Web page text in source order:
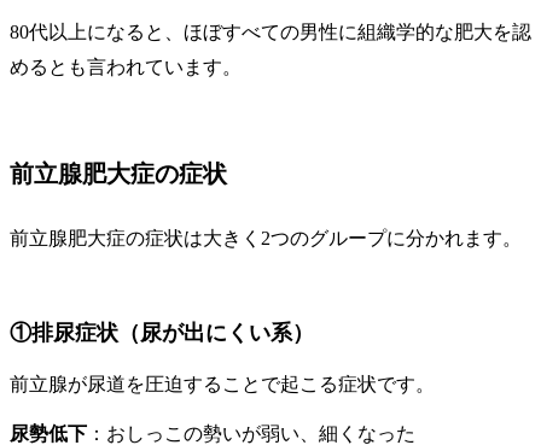
80代以上になると、ほぼすべての男性に組織学的な肥大を認
めるとも言われています。
前立腺肥大症の症状
前立腺肥大症の症状は大きく2つのグループに分かれます。
①排尿症状（尿が出にくい系）
前立腺が尿道を圧迫することで起こる症状です。
尿勢低下 ：おしっこの勢いが弱い、細くなった